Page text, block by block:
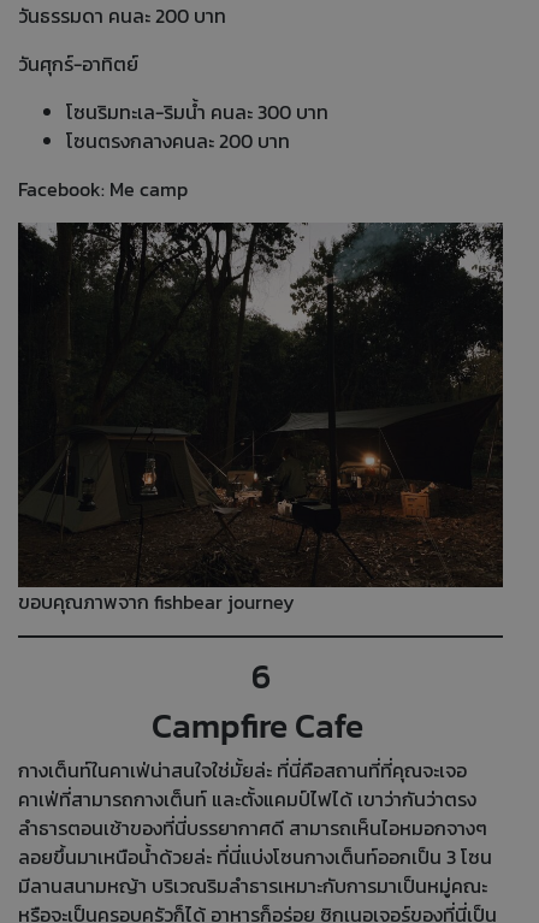
วันธรรมดา คนละ 200 บาท
วันศุกร์-อาทิตย์
โซนริมทะเล-ริมน้ำ คนละ 300 บาท
โซนตรงกลางคนละ 200 บาท
Facebook: Me camp
ขอบคุณภาพจาก fishbear journey
6
Campfire Cafe
กางเต็นท์ในคาเฟ่น่าสนใจใช่มั้ยล่ะ ที่นี่คือสถานที่ที่คุณจะเจอ
คาเฟ่ที่สามารถกางเต็นท์ และตั้งแคมป์ไฟได้ เขาว่ากันว่าตรง
ลำธารตอนเช้าของที่นี่บรรยากาศดี สามารถเห็นไอหมอกจางๆ
ลอยขึ้นมาเหนือน้ำด้วยล่ะ ที่นี่แบ่งโซนกางเต็นท์ออกเป็น 3 โซน
มีลานสนามหญ้า บริเวณริมลำธารเหมาะกับการมาเป็นหมู่คณะ
หรือจะเป็นครอบครัวก็ได้ อาหารก็อร่อย ซิกเนอเจอร์ของที่นี่เป็น